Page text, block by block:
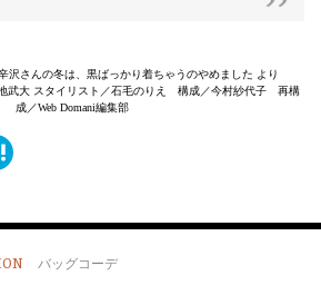
沢さんの冬は、黒ばっかり着ちゃうのやめました より
武大 スタイリスト／石毛のりえ 構成／今村紗代子 再構
成／Web Domani編集部
バッグコーデ